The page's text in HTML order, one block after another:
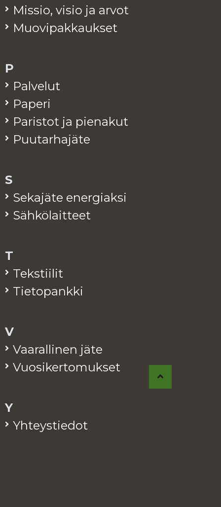
Mis­sio, visio ja arvot
Muo­vi­pak­kauk­set
P
Pal­ve­lut
Pa­pe­ri
Pa­ris­tot ja pie­na­kut
Puu­tar­ha­jä­te
S
Se­ka­jä­te ener­giak­si
Säh­kö­lait­teet
T
Teks­tii­lit
Tie­to­pank­ki
V
Vaa­ral­li­nen jäte
Vuo­si­ker­to­muk­set
Y
Yh­teys­tie­dot